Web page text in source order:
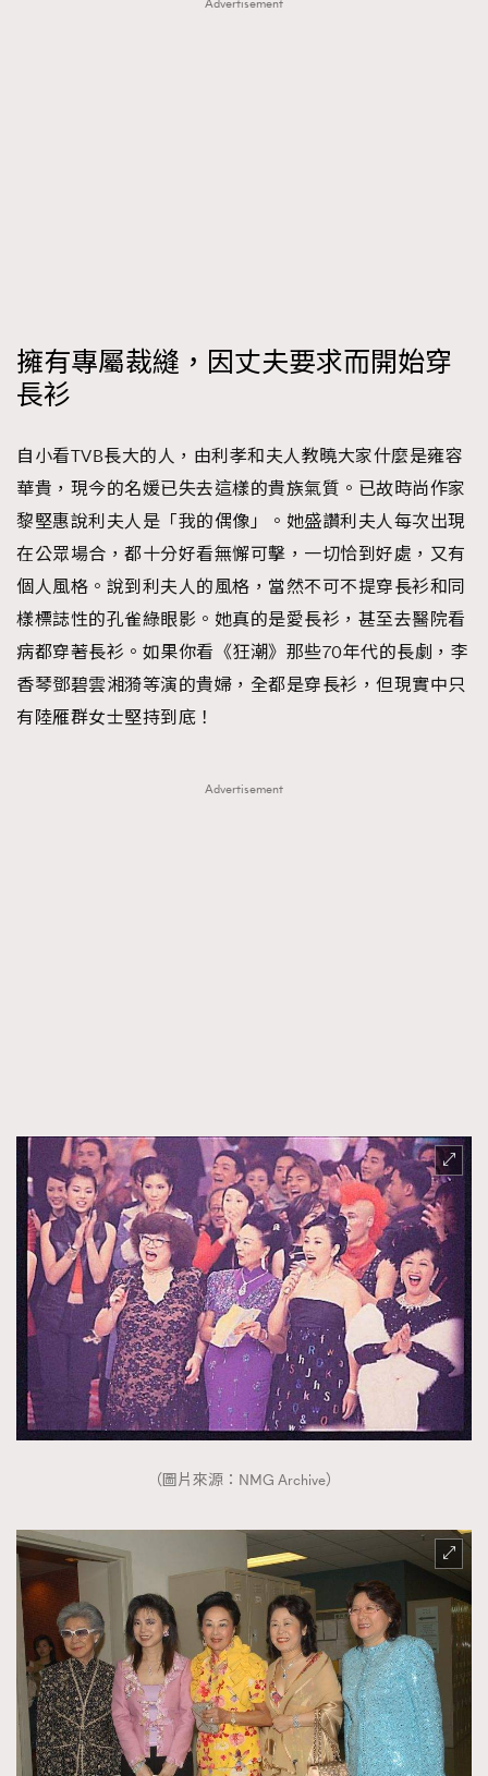
擁有專屬裁縫，因丈夫要求而開始穿
長衫
自小看TVB長大的人，由利孝和夫人教曉大家什麼是雍容
華貴，現今的名媛已失去這樣的貴族氣質。已故時尚作家
黎堅惠說利夫人是「我的偶像」。她盛讚利夫人每次出現
在公眾場合，都十分好看無懈可擊，一切恰到好處，又有
個人風格。說到利夫人的風格，當然不可不提穿長衫和同
樣標誌性的孔雀綠眼影。她真的是愛長衫，甚至去醫院看
病都穿著長衫。如果你看《狂潮》那些70年代的長劇，李
香琴鄧碧雲湘漪等演的貴婦，全都是穿長衫，但現實中只
有陸雁群女士堅持到底！
Advertisement
（圖片來源：NMG Archive）